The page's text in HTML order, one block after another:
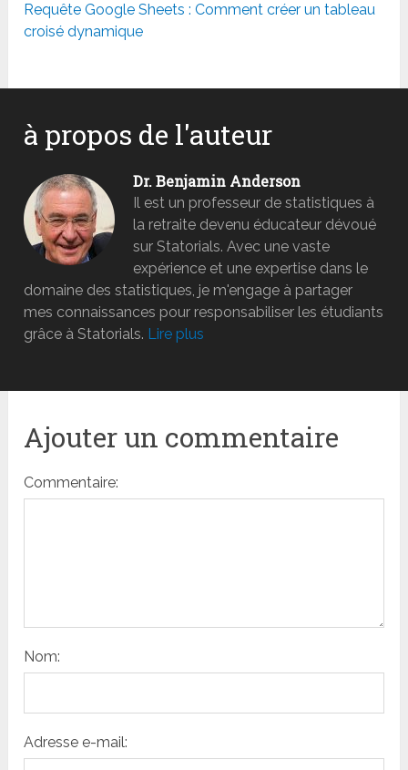
Requête Google Sheets : Comment créer un tableau
croisé dynamique
à propos de l'auteur
Dr. Benjamin Anderson
Il est un professeur de statistiques à
la retraite devenu éducateur dévoué
sur Statorials. Avec une vaste
expérience et une expertise dans le
domaine des statistiques, je m'engage à partager
mes connaissances pour responsabiliser les étudiants
grâce à Statorials. Lire plus
Ajouter un commentaire
Commentaire:
Nom:
Adresse e-mail: